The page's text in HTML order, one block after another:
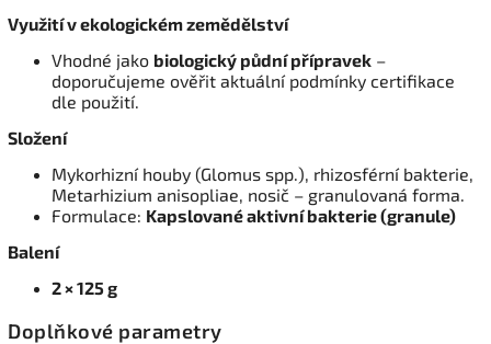
Využití v ekologickém zemědělství
Vhodné jako biologický půdní přípravek –
doporučujeme ověřit aktuální podmínky certifikace
dle použití.
Složení
Mykorhizní houby (Glomus spp.), rhizosférní bakterie,
Metarhizium anisopliae, nosič – granulovaná forma.
Formulace: Kapslované aktivní bakterie (granule)
Balení
2 × 125 g
Doplňkové parametry